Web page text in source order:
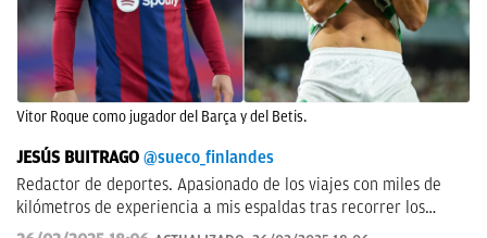
Vitor Roque como jugador del Barça y del Betis.
JESÚS BUITRAGO @sueco_finlandes
Redactor de deportes. Apasionado de los viajes con miles de
kilómetros de experiencia a mis espaldas tras recorrer los
cinco continentes y más de 100 países.